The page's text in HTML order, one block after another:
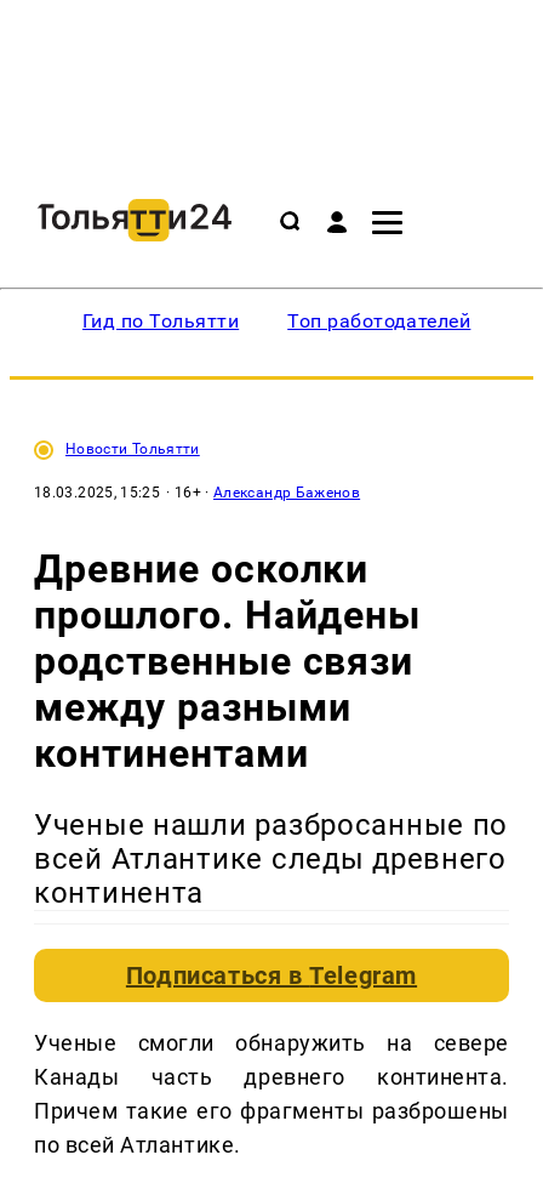
Гид по Тольятти Топ работодателей
Новости Тольятти
18.03.2025, 15:25 · 16+ ·Александр Баженов
Древние осколки
прошлого. Найдены
родственные связи
между разными
континентами
Ученые нашли разбросанные по
всей Атлантике следы древнего
континента
Подписаться вTelegram
Ученые смогли обнаружить на севере
Канады часть древнего континента.
Причем такие его фрагменты разброшены
по всей Атлантике.